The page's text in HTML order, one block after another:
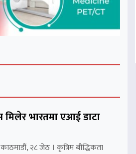
मिलेर भारतमा एआई डाटा
काठमाडौं, २८ जेठ । कृत्रिम बौद्धिकता